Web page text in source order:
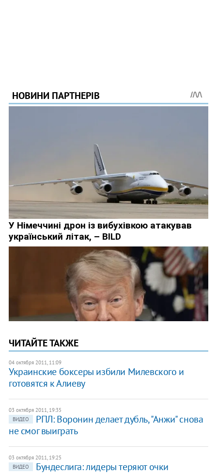
ЧИТАЙТЕ ТАКЖЕ
04 октября 2011, 11:09
Украинские боксеры избили Милевского и
готовятся к Алиеву
03 октября 2011, 19:35
ВИДЕО
РПЛ: Воронин делает дубль, "Анжи" снова
не смог выиграть
03 октября 2011, 19:25
ВИДЕО
Бундеслига: лидеры теряют очки